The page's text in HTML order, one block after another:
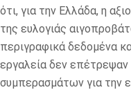
ότι, για την Ελλάδα, η
της ευλογιάς
περιγραφικά δεδομένα
εργαλεία δεν
συμπερασμάτων για την